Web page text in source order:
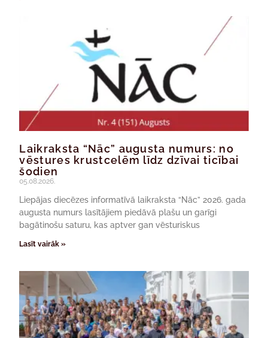
Laikraksta “Nāc” augusta numurs: no
vēstures krustcelēm līdz dzīvai ticībai
šodien
05.08.2026.
Liepājas diecēzes informatīvā laikraksta “Nāc” 2026. gada
augusta numurs lasītājiem piedāvā plašu un garīgi
bagātinošu saturu, kas aptver gan vēsturiskus
Lasīt vairāk »